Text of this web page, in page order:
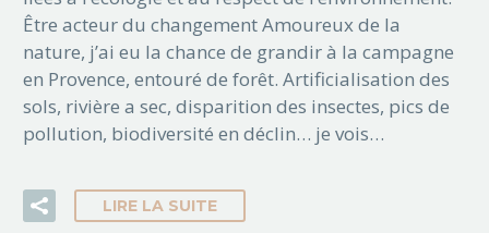
Être acteur du changement Amoureux de la
nature, j’ai eu la chance de grandir à la campagne
en Provence, entouré de forêt. Artificialisation des
sols, rivière a sec, disparition des insectes, pics de
pollution, biodiversité en déclin… je vois…
LIRE LA SUITE